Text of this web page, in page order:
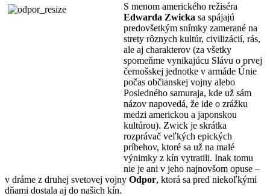
S menom amerického režiséra
Edwarda Zwicka sa spájajú
predovšetkým snímky zamerané na
strety rôznych kultúr, civilizácií, rás,
ale aj charakterov (za všetky
spomeňme vynikajúcu Slávu o prvej
černošskej jednotke v armáde Únie
počas občianskej vojny alebo
Posledného samuraja, kde už sám
názov napovedá, že ide o zrážku
medzi americkou a japonskou
kultúrou). Zwick je skrátka
rozprávač veľkých epických
príbehov, ktoré sa už na malé
výnimky z kín vytratili. Inak tomu
nie je ani v jeho najnovšom opuse –
v dráme z druhej svetovej vojny Odpor, ktorá sa pred niekoľkými
dňami dostala aj do našich kín.